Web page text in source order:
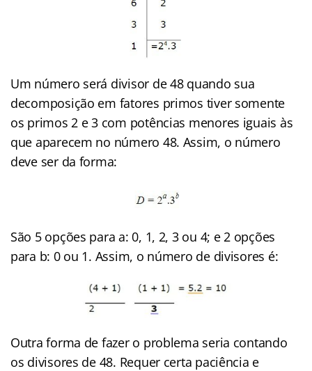
Um número será divisor de 48 quando sua
decomposição em fatores primos tiver somente
os primos 2 e 3 com potências menores iguais às
que aparecem no número 48. Assim, o número
deve ser da forma:
São 5 opções para a: 0, 1, 2, 3 ou 4; e 2 opções
para b: 0 ou 1. Assim, o número de divisores é:
Outra forma de fazer o problema seria contando
os divisores de 48. Requer certa paciência e